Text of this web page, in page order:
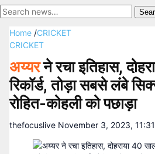
Home /CRICKET
CRICKET
अय्यरने रचा इतिहास,
रिकॉर्ड, तोड़ा सबसे लंबे
रोहित-कोहली को पछाड़ा
thefocuslive November 3, 2023,